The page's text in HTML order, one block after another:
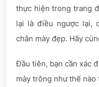
thực hiện trong trang
lại là điều ngược lại,
chân mày đẹp. Hãy
Đầu tiên, bạn cần xác
mày trông như thế